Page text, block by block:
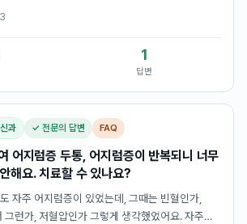
1
답변
과 ✓ 전문의 답변 FAQ
어지럼증 두통, 어지럼증이 반복되니 너무
해요. 치료할 수 있나요?
자주 어지럼증이 있었는데, 그때는 빈혈인가,
그런가, 저혈압인가 그렇게 생각했었어요. 자주